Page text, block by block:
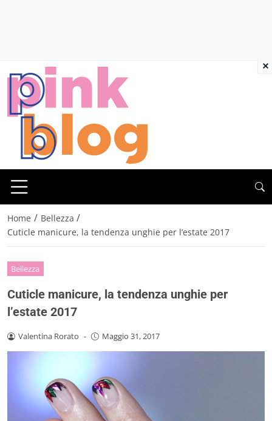
Home / Bellezza /
Cuticle manicure, la tendenza unghie per l’estate 2017
Bellezza
Cuticle manicure, la tendenza unghie per
l’estate 2017
Valentina Rorato - Maggio 31, 2017
×